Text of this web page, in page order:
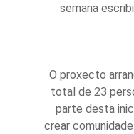
semana
O proxecto
total de 23
parte desta
crear